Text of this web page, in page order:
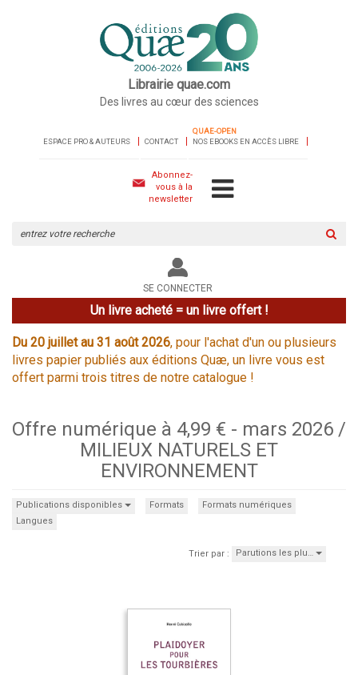
Librairie quae.com
Des livres au cœur des sciences
ESPACE PRO & AUTEURS CONTACT
QUAE-OPEN
NOS EBOOKS EN ACCÈS LIBRE
Abonnez-
vous à la
newsletter
le
site
SE CONNECTER
Un livre acheté = un livre offert !
Du 20 juillet au 31 août 2026, pour l'achat d'un ou plusieurs
livres papier publiés aux éditions Quæ, un livre vous est
offert parmi trois titres de notre catalogue !
Offre numérique à 4,99 € - mars 2026 /
MILIEUX NATURELS ET
ENVIRONNEMENT
Publications disponibles Formats
Formats numériques
Langues
Trier par : Parutions les plu…